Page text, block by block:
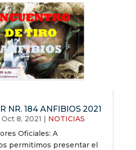
NR. 184 ANFIBIOS 2021
Oct 8, 2021 | NOTICIAS
Oficiales: A
permitimos presentar el